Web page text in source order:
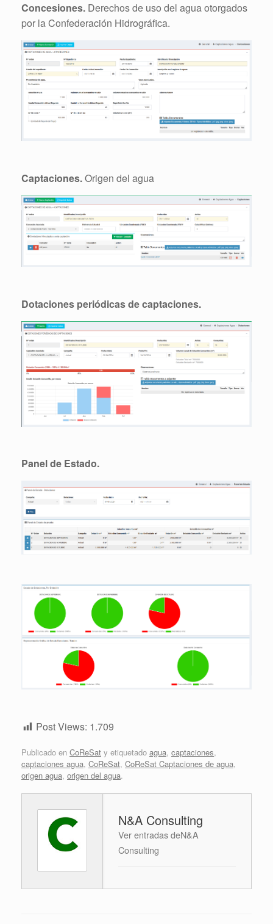
Concesiones. Derechos de uso del agua otorgados
por la Confederación Hidrográfica.
Captaciones.Origen del agua
Dotaciones periódicas de captaciones.
Panel de Estado.
Post Views: 1.709
Publicado en CoReSat y etiquetado agua, captaciones,
captaciones agua, CoReSat, CoReSat Captaciones de agua,
origen agua, origen del agua.
N&A Consulting
Ver entradas deN&A
Consulting